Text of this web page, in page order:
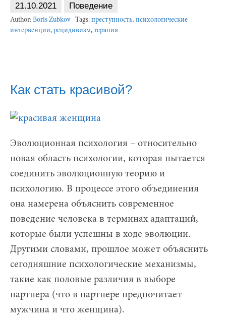
21.10.2021 Поведение
Author: Boris Zubkov Tags: преступность, психологические
интервенции, рецидивизм, терапия
Как стать красивой?
Эволюционная психология – относительно
новая область психологии, которая пытается
соединить эволюционную теорию и
психологию. В процессе этого объединения
она намерена объяснить современное
поведение человека в терминах адаптаций,
которые были успешны в ходе эволюции.
Другими словами, прошлое может объяснить
сегодняшние психологические механизмы,
такие как половые различия в выборе
партнера (что в партнере предпочитает
мужчина и что женщина).